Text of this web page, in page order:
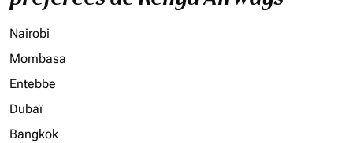
Nairobi
Mombasa
Entebbe
Dubaï
Bangkok